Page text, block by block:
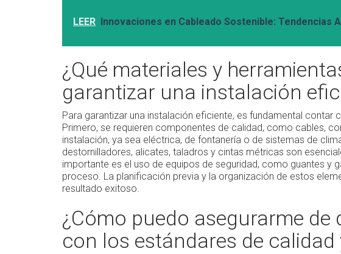
LEER Innovaciones en Cableado Sostenible: Tendencias
¿Qué materiales y
garantizar una instalación
Para garantizar una instalación eficiente, es fundamental
Primero, se requieren componentes de calidad, como cables,
instalación, ya sea eléctrica, de fontanería o de sistemas de
destornilladores, alicates, taladros y cintas métricas son
importante es el uso de equipos de seguridad, como guantes y
proceso. La planificación previa y la organización de estos
resultado exitoso.
¿Cómo puedo asegurarme
con los estándares de calidad